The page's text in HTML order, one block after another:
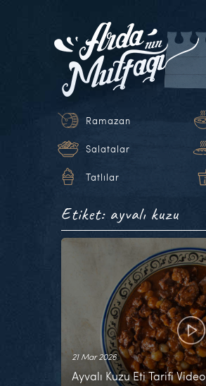
Ramazan
Salatalar
Tatlılar
Etiket: ayvalı kuzu
21 Mar 2026
Ayvalı Kuzu Eti Tarifi Video